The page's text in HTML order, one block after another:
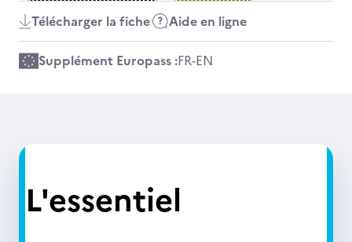
Télécharger la fiche Aide en ligne
Supplément Europass :FR-EN
L'essentiel